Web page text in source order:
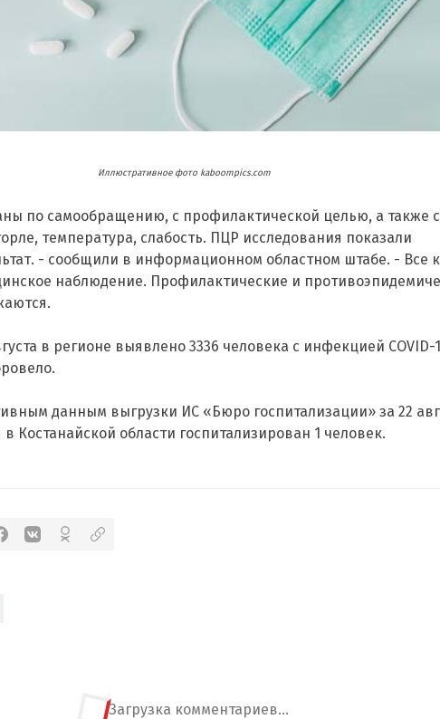
Иллюстративное фото kaboompics.com
по самообращению, с профилактической целью, а также с
температура, слабость. ПЦР исследования показали
- сообщили в информационном областном штабе. - Все
наблюдение. Профилактические и
в регионе выявлено 3336 человека с инфекцией COVID-
данным выгрузки ИС «Бюро госпитализации» за 22
Костанайской области госпитализирован 1 человек.
Загрузка комментариев...